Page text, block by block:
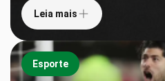
Leia mais
Esporte